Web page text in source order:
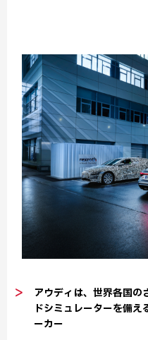
＞ アウディは、世界各国の
ドシミュレーターを備
ーカー